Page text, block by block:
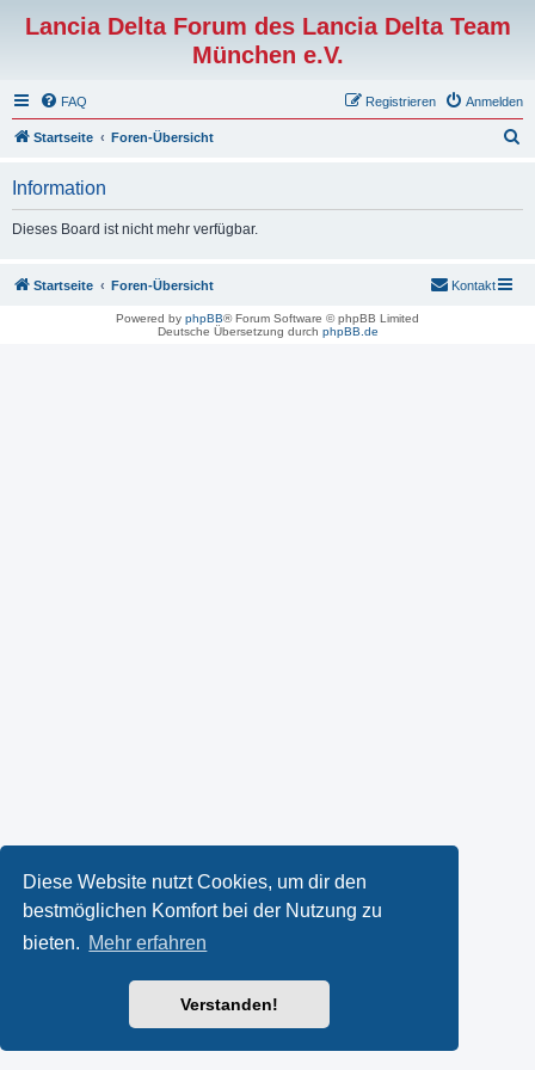
Diese Website nutzt Cookies, um dir den
bestmöglichen Komfort bei der Nutzung zu
bieten. Mehr erfahren
Verstanden!
Lancia Delta Forum des Lancia Delta Team
München e.V.
FAQ Anmelden
Registrieren
Startseite Foren-Übersicht
Information
Dieses Board ist nicht mehr verfügbar.
Startseite Foren-Übersicht Kontakt
Powered by phpBB® Forum Software © phpBB Limited
Deutsche Übersetzung durch phpBB.de